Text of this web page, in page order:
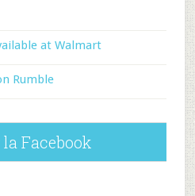
at Walmart
Rumble
Facebook